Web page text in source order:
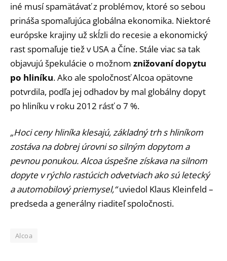
iné musí spamätávať z problémov, ktoré so sebou
prináša spomaľujúca globálna ekonomika. Niektoré
európske krajiny už skĺzli do recesie a ekonomický
rast spomaľuje tiež v USA a Číne. Stále viac sa tak
objavujú špekulácie o možnom znižovaní dopytu
po hliníku. Ako ale spoločnosť Alcoa opätovne
potvrdila, podľa jej odhadov by mal globálny dopyt
po hliníku v roku 2012 rásť o 7 %.
„Hoci ceny hliníka klesajú, základný trh s hliníkom
zostáva na dobrej úrovni so silným dopytom a
pevnou ponukou. Alcoa úspešne získava na silnom
dopyte v rýchlo rastúcich odvetviach ako sú letecký
a automobilový priemysel,“uviedol Klaus Kleinfeld –
predseda a generálny riaditeľ spoločnosti.
Alcoa